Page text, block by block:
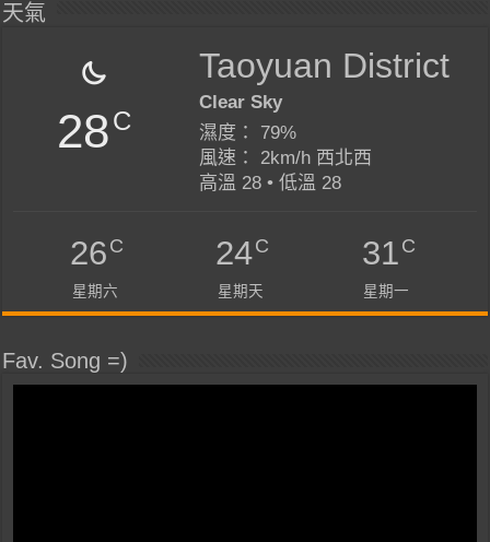
天氣
28C
Taoyuan District
Clear Sky
濕度： 79%
風速： 2km/h 西北西
高溫 28 • 低溫 28
26C
星期六
24C
星期天
31C
星期一
Fav. Song =)